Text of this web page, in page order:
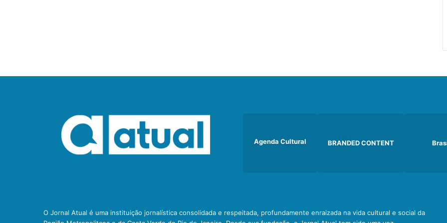
Agenda Cultural BRANDED CONTENT
O Jornal Atual é uma instituição jornalística consolidada e respeitada, profundamente enraizada na vida cultural e social da